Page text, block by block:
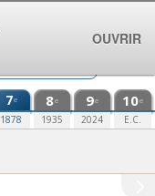
7e
1878
8e
1935
9e
2024
10e
E.C.
OUVRIR